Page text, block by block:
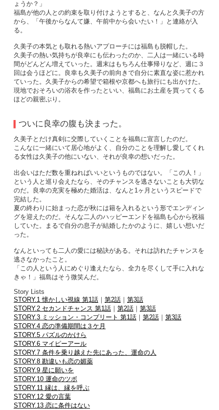
ょうか？」
福島が他の人との約束を取り付けようとすると、なんと久美子の方
から、「午後からなんて嫌、午前中から会いたい！」と連絡が入
る。
久美子の本気とも取れる熱いアプローチには福島も脱帽した。
久美子の熱い気持ちが良幸にも伝わったのか、二人は一緒にいる時
間がどんどん増えていった。週末はもちろん仕事帰りなど、週に３
回は会うほどに。良幸も久美子の前向きで自分に素直な姿に惹かれ
ていった。久美子からの希望で箱根や京都へも旅行にも出かけた。
現地でおそろいの浴衣を作ったといい、福島にお土産を買ってくる
ほどの親密ぶり。
ついに良幸の腹も決まった。
久美子とだけ真剣に交際していくことを福島に宣言したのだ。
こんなに一緒にいて居心地がよく、自分のことを理解し愛してくれ
る女性は久美子の他にいない、それが良幸の想いだった。
出会いはただ数を重ねればいいというものではない。「この人！」
という人と巡り会えたなら、そのチャンスを逃さないことも大切な
のだ。良幸の充実を極めた婚活は、なんと1ヶ月というスピードで
完結した。
夏の終わりに始まった恋が秋には籍を入れるという形でエンディン
グを迎えたのだ。そんな二人のハッピーエンドを福島も心から祝福
していた。まるで自分の息子が結婚したかのように、嬉しい想いだ
った。
なんといっても二人の愛には秘訣がある。それは訪れたチャンスを
逃さなかったこと。
「この人という人にめぐり逢えたなら、全力を尽くして手に入れな
きゃ！」福島はそう微笑んだ。
Story Lists
STORY.1 懐かしい視線 第1話 ｜ 第2話 ｜ 第3話
STORY.2 セカンドチャンス 第1話 ｜ 第2話 ｜ 第3話
STORY.3 ミッション・コンプリート 第1話 ｜ 第2話 ｜ 第3話
STORY.4 恋の準備期間は３ケ月
STORY.5 パズルのかけら
STORY.6 マイピーアール
STORY.7 条件を乗り越えた先にあった、運命の人
STORY.8 勘違いも恋の媚薬
STORY.9 星に願いを
STORY.10 運命のツボ
STORY.11 縁は、縁を呼ぶ
STORY.12 愛の言葉
STORY.13 恋に条件はない